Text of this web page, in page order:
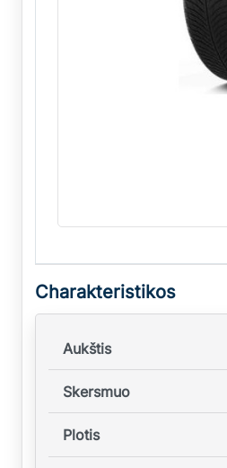
Charakteristikos
Aukštis
Skersmuo
Plotis